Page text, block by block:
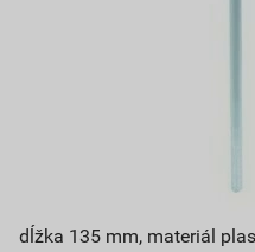
dĺžka 135 mm, materiál